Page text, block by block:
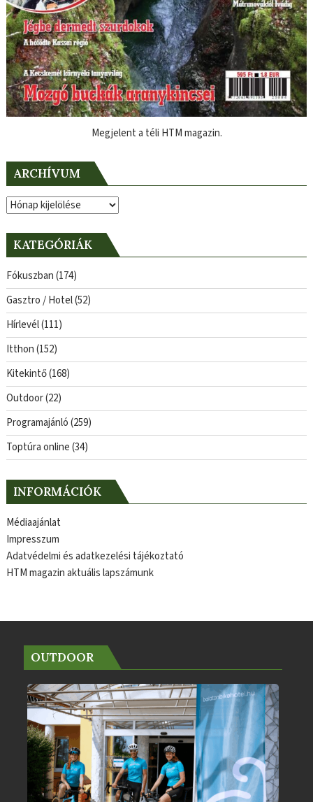
Megjelent a téli HTM magazin.
ARCHÍVUM
Archívum
KATEGÓRIÁK
Fókuszban(174)
Gasztro / Hotel(52)
Hírlevél(111)
Itthon(152)
Kitekintő(168)
Outdoor(22)
Programajánló(259)
Toptúra online(34)
INFORMÁCIÓK
Médiaajánlat
Impresszum
Adatvédelmi és adatkezelési tájékoztató
HTM magazin aktuális lapszámunk
OUTDOOR